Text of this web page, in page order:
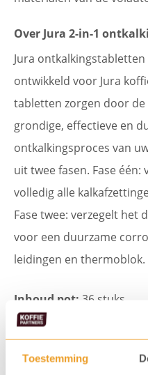
Toestemming
Over Jura 2-in-1
Jura
ontwikkeld voor Jura
tabletten zorgen door
grondige, effectieve en
ontkalkingsproces van
uit twee fasen. Fase
volledig alle
Fase twee: verzegelt het
voor een duurzame
leidingen en thermoblok.
Inhoud pot: 36 stuks
ontkalkingstabletten